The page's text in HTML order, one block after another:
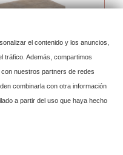
el contenido y los anuncios,
tráfico. Además, compartimos
nuestros partners de redes
combinarla con otra información
a partir del uso que haya hecho